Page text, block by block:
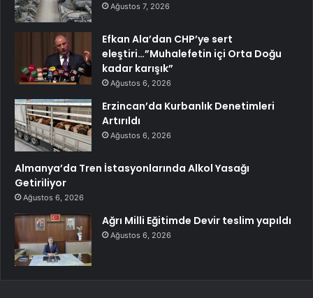
Ağustos 7, 2026
Efkan Ala’dan CHP’ye sert
eleştiri…”Muhalefetin içi Orta Doğu
kadar karışık”
Ağustos 6, 2026
Erzincan’da Kurbanlık Denetimleri
Artırıldı
Ağustos 6, 2026
Almanya’da Tren İstasyonlarında Alkol Yasağı
Getiriliyor
Ağustos 6, 2026
Ağrı Milli Eğitimde Devir teslim yapıldı
Ağustos 6, 2026